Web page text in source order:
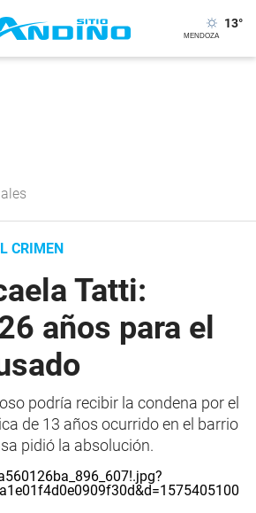
13°
CRIMEN
Tatti:
años para el
podría recibir la condena por el
de 13 años ocurrido en el barrio
pidió la absolución.